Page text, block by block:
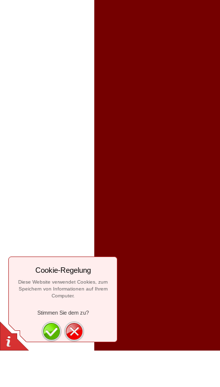
Cookie-Regelung
Diese Website verwendet Cookies, zum
Speichern von Informationen auf Ihrem
Computer.
Stimmen Sie dem zu?